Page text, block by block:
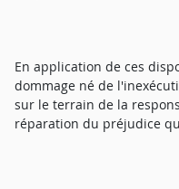
En application de ces
dommage né de
sur le terrain de la
réparation du préjudice